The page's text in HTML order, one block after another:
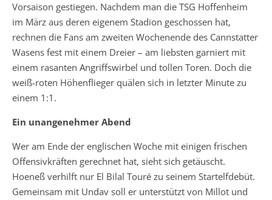
Vorsaison gestiegen. Nachdem man die TSG Hoffenheim
im März aus deren eigenem Stadion geschossen hat,
rechnen die Fans am zweiten Wochenende des Cannstatter
Wasens fest mit einem Dreier – am liebsten garniert mit
einem rasanten Angriffswirbel und tollen Toren. Doch die
weiß-roten Höhenflieger quälen sich in letzter Minute zu
einem 1:1.
Ein unangenehmer Abend
Wer am Ende der englischen Woche mit einigen frischen
Offensivkräften gerechnet hat, sieht sich getäuscht.
Hoeneß verhilft nur El Bilal Touré zu seinem Startelfdebüt.
Gemeinsam mit Undav soll er unterstützt von Millot und